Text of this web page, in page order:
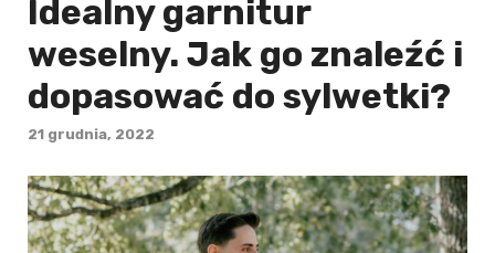
Idealny garnitur
weselny. Jak go znaleźć i
dopasować do sylwetki?
21 grudnia, 2022